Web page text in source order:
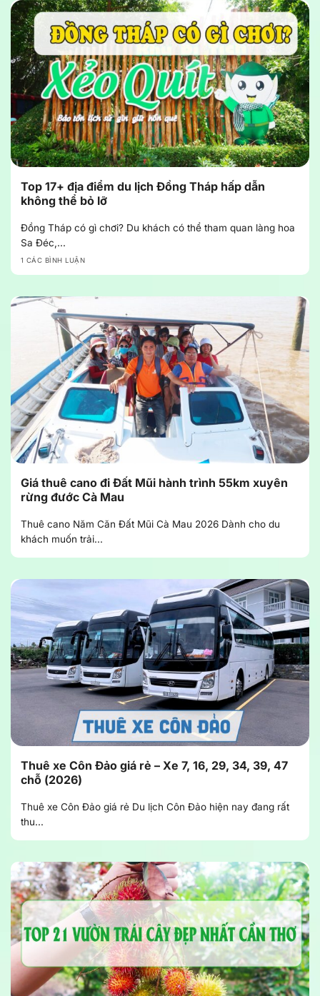
Top 17+ địa điểm du lịch Đồng Tháp hấp dẫn
không thể bỏ lỡ
Đồng Tháp có gì chơi? Du khách có thể tham quan làng hoa
Sa Đéc,...
1 CÁC BÌNH LUẬN
Giá thuê cano đi Đất Mũi hành trình 55km xuyên
rừng đước Cà Mau
Thuê cano Năm Căn Đất Mũi Cà Mau 2026 Dành cho du
khách muốn trải...
Thuê xe Côn Đảo giá rẻ – Xe 7, 16, 29, 34, 39, 47
chỗ (2026)
Thuê xe Côn Đảo giá rẻ Du lịch Côn Đảo hiện nay đang rất
thu...